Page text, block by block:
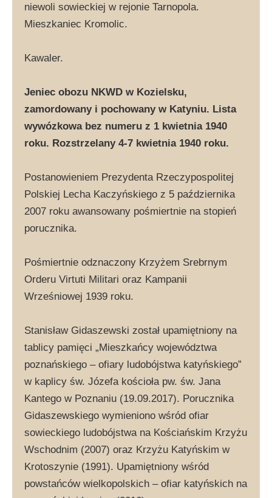
niewoli sowieckiej w rejonie Tarnopola.
Mieszkaniec Kromolic.
Kawaler.
Jeniec obozu NKWD w Kozielsku,
zamordowany i pochowany w Katyniu. Lista
wywózkowa bez numeru z 1 kwietnia 1940
roku. Rozstrzelany 4-7 kwietnia 1940 roku.
Postanowieniem Prezydenta Rzeczypospolitej
Polskiej Lecha Kaczyńskiego z 5 października
2007 roku awansowany pośmiertnie na stopień
porucznika.
Pośmiertnie odznaczony Krzyżem Srebrnym
Orderu Virtuti Militari oraz Kampanii
Wrześniowej 1939 roku.
Stanisław Gidaszewski został upamiętniony na
tablicy pamięci „Mieszkańcy województwa
poznańskiego – ofiary ludobójstwa katyńskiego”
w kaplicy św. Józefa kościoła pw. św. Jana
Kantego w Poznaniu (19.09.2017). Porucznika
Gidaszewskiego wymieniono wśród ofiar
sowieckiego ludobójstwa na Kościańskim Krzyżu
Wschodnim (2007) oraz Krzyżu Katyńskim w
Krotoszynie (1991). Upamiętniony wśród
powstańców wielkopolskich – ofiar katyńskich na